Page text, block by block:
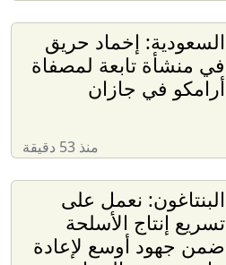
السعودية: إخماد حريق
في منشأة تابعة لمصفاة
أرامكو في جازان
منذ 53 دقيقة
البنتاغون: نعمل على
تسريع إنتاج الأسلحة
ضمن جهود أوسع لإعادة